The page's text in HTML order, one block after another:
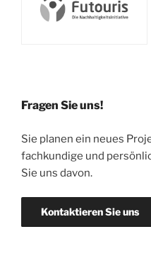
Fragen Sie uns!
Sie planen ein neues
fachkundige und
Sie uns davon.
Kontaktieren Sie uns